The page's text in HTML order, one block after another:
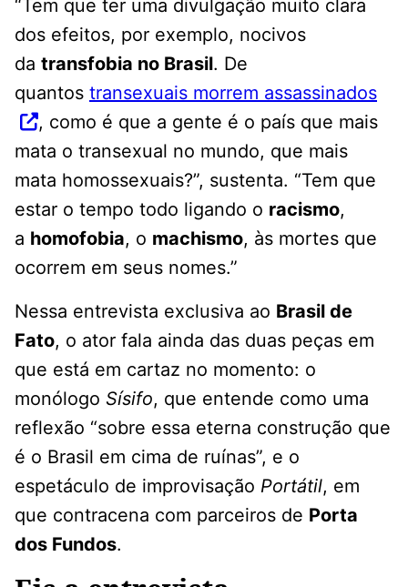
“Tem que ter uma divulgação muito clara
dos efeitos, por exemplo, nocivos
da transfobia no Brasil. De
quantos transexuais morrem assassinados
, como é que a gente é o país que mais
mata o transexual no mundo, que mais
mata homossexuais?”, sustenta. “Tem que
estar o tempo todo ligando o racismo,
a homofobia, o machismo, às mortes que
ocorrem em seus nomes.”
Nessa entrevista exclusiva ao Brasil de
Fato, o ator fala ainda das duas peças em
que está em cartaz no momento: o
monólogo Sísifo, que entende como uma
reflexão “sobre essa eterna construção que
é o Brasil em cima de ruínas”, e o
espetáculo de improvisação Portátil, em
que contracena com parceiros de Porta
dos Fundos.